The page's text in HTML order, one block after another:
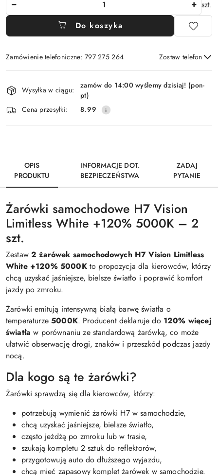
szt.
Do koszyka
Zamówienie telefoniczne: 797 275 264 Zostaw telefon
Dostępność
i
dostawa
Wysyłka w ciągu:
zamów do 14:00 wyślemy dzisiaj! (pon-
pt)
Cena przesyłki:
8.99
OPIS
PRODUKTU
INFORMACJE DOT.
BEZPIECZEŃSTWA
ZADAJ
PYTANIE
Żarówki samochodowe H7 Vision
Limitless White +120% 5000K – 2
szt.
Zestaw2 żarówek samochodowych H7 Vision Limitless
White +120% 5000Kto propozycja dla kierowców, którzy
chcą uzyskać jaśniejsze, bielsze światło i poprawić komfort
jazdy po zmroku.
Żarówki emitują intensywną białą barwę światła o
temperaturze5000K. Producent deklaruje do 120% więcej
światła w porównaniu ze standardową żarówką, co może
ułatwić obserwację drogi, znaków i przeszkód podczas jazdy
nocą.
Dla kogo są te żarówki?
Żarówki sprawdzą się dla kierowców, którzy:
potrzebują wymienić żarówki H7 w samochodzie,
chcą uzyskać jaśniejsze, bielsze światło,
często jeżdżą po zmroku lub w trasie,
szukają kompletu 2 sztuk do reflektorów,
przygotowują auto do dłuższego wyjazdu,
chcą mieć zapasowy komplet żarówek w samochodzie.